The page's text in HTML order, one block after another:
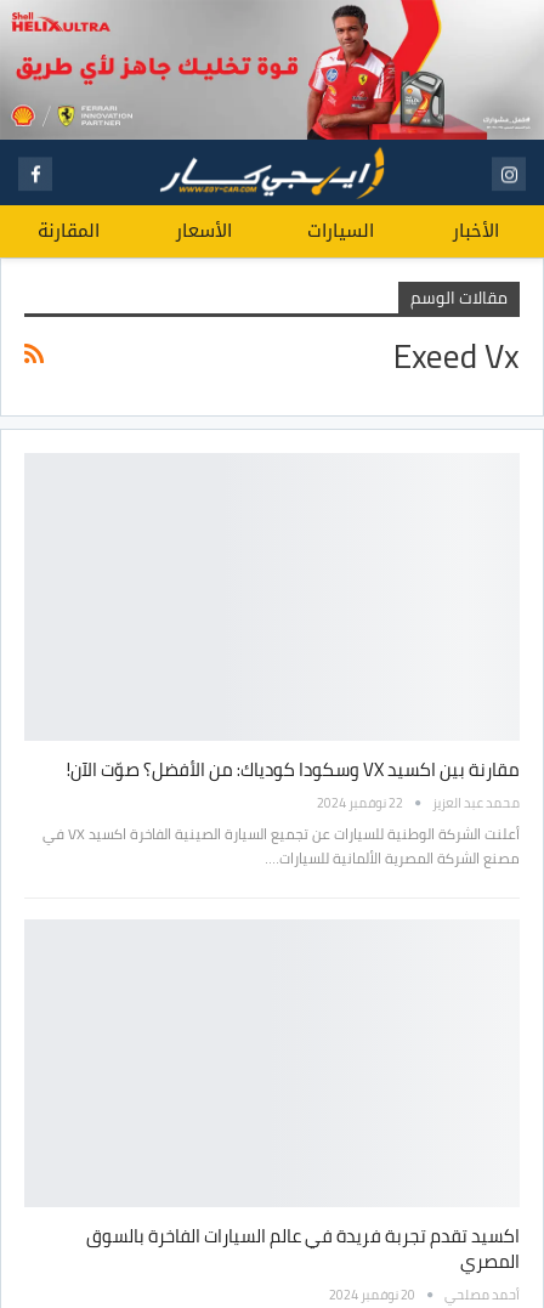
الأخبار السيارات الأسعار المقارنة
مقالات الوسم
Exeed Vx
مقارنة بين اكسيد VX وسكودا كودياك: من الأفضل؟ صوّت الآن!
محمد عبد العزيز 22 نوفمبر 2024
أعلنت الشركة الوطنية للسيارات عن تجميع السيارة الصينية الفاخرة اكسيد VX في
مصنع الشركة المصرية الألمانية للسيارات.…
اكسيد تقدم تجربة فريدة في عالم السيارات الفاخرة بالسوق
المصري
أحمد مصلحي 20 نوفمبر 2024